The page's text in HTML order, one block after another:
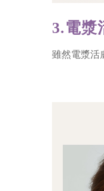
3.電漿
雖然電漿活